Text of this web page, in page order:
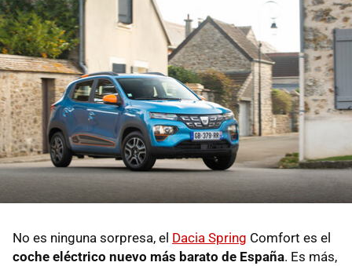
No es ninguna sorpresa, el Dacia Spring Comfort es el
coche eléctrico nuevo más barato de España. Es más,